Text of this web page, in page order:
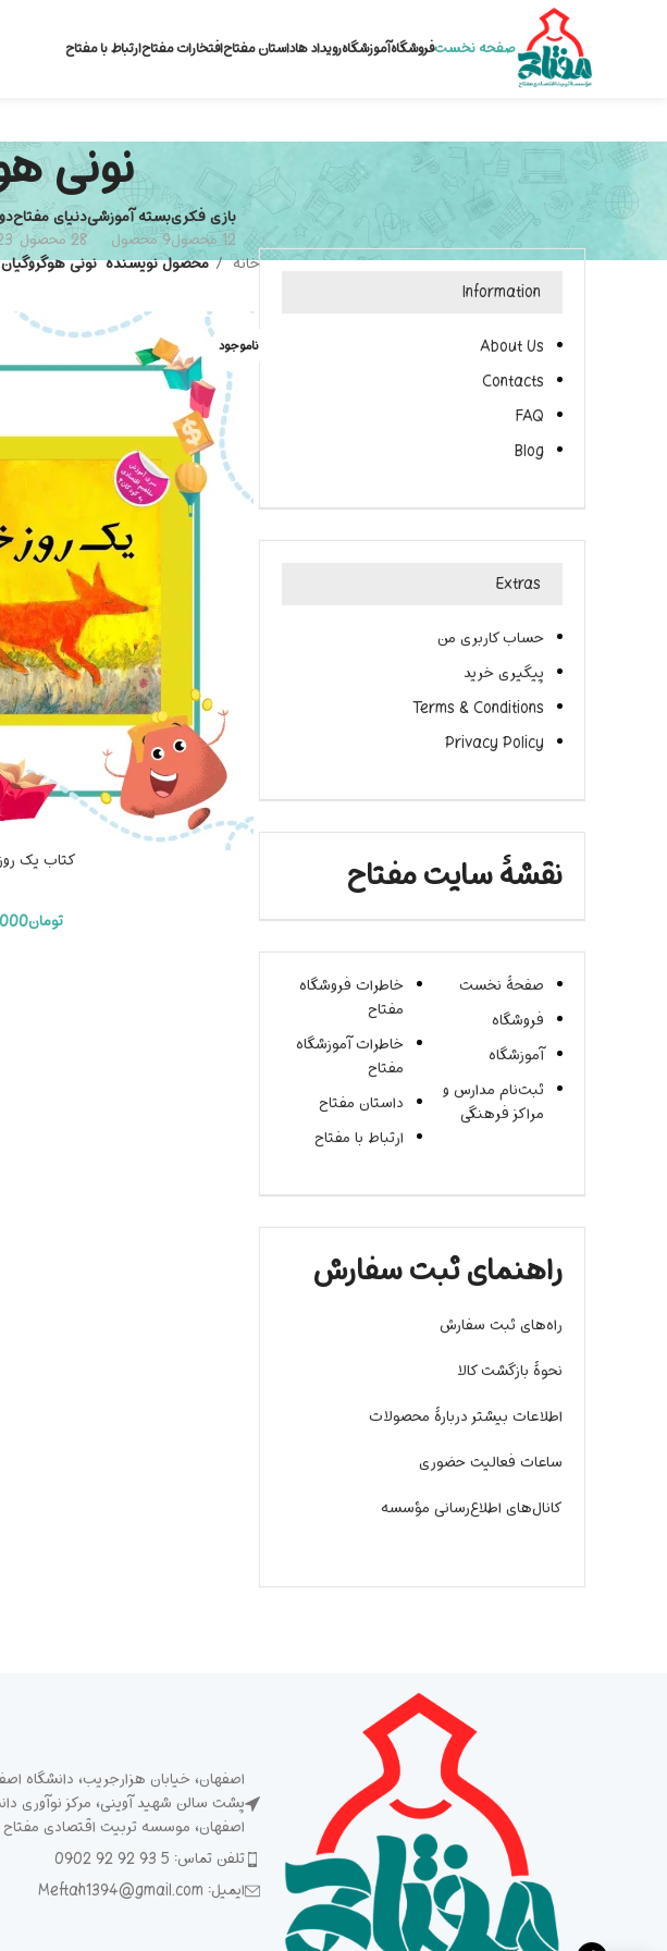
صفحه نخستفروشگاهآموزشگاهرویداد هاداستان مفتاحافتخارات مفتاحارتباط با مفتاح
نونی
بازی فکری
12 محصول
بسته آموزشی
9 محصول
دنیای مفتاح
28 محصول
23
Information
About Us
Contacts
FAQ
Blog
Extras
حساب کاربری من
پیگیری خرید
Terms & Conditions
Privacy Policy
نقشۀ سایت مفتاح
صفحۀ نخست
فروشگاه
آموزشگاه
ثبت‌نام مدارس و
مراکز فرهنگی
خاطرات فروشگاه
مفتاح
خاطرات آموزشگاه
مفتاح
داستان مفتاح
ارتباط با مفتاح
راهنمای ثبت سفارش
راه‌های ثبت سفارش
نحوۀ بازگشت کالا
اطلاعات بیشتر دربارۀ محصولات
ساعات فعالیت حضوری
کانال‌های اطلاع‌رسانی مؤسسه
خانه محصول نویسنده نونی هوگروگیان
ناموجود
کتاب یک
تومان
اصفهان، خیابان هزارجریب، دانشگاه
پشت سالن شهید آوینی، مرکز نوآوری
اصفهان، موسسه تربیت اقتصادی مفتاح
تلفن تماس: 5 93 92 92 0902
ایمیل: Meftah1394@gmail.com